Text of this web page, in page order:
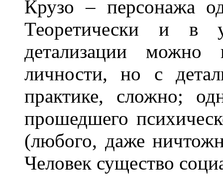
Крузо – персонажа
Теоретически и в
детализации можно
личности, но с
практике, сложно;
прошедшего
(любого, даже
Человек существо